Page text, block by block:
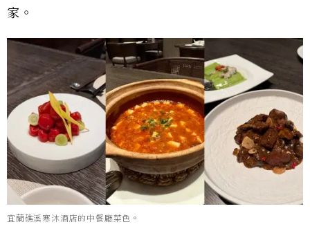
家。
宜蘭礁溪寒沐酒店的中餐廳菜色。